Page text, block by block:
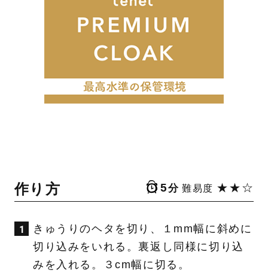
作り方 5分 難易度 ★★☆
きゅうりのヘタを切り、１mm幅に斜めに
切り込みをいれる。裏返し同様に切り込
みを入れる。３cm幅に切る。